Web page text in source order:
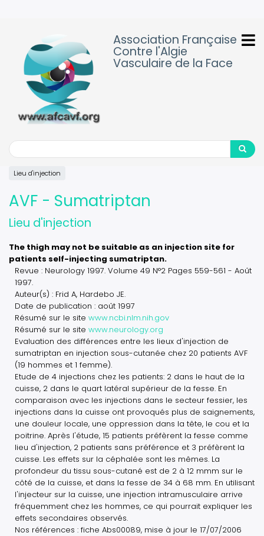
Association Française
Contre l'Algie
Vasculaire de la Face
Search
Search
Lieu d'injection
AVF - Sumatriptan
Lieu d'injection
The thigh may not be suitable as an injection site for
patients self-injecting sumatriptan.
Revue : Neurology 1997. Volume 49 N°2 Pages 559-561 - Août
1997.
Auteur(s) : Frid A, Hardebo JE.
Date de publication : août 1997
Résumé sur le site www.ncbi.nlm.nih.gov
Résumé sur le site www.neurology.org
Evaluation des différences entre les lieux d'injection de
sumatriptan en injection sous-cutanée chez 20 patients AVF
(19 hommes et 1 femme).
Etude de 4 injections chez les patients: 2 dans le haut de la
cuisse, 2 dans le quart latéral supérieur de la fesse. En
comparaison avec les injections dans le secteur fessier, les
injections dans la cuisse ont provoqués plus de saignements,
une douleur locale, une oppression dans la tête, le cou et la
poitrine. Après l'étude, 15 patients préfèrent la fesse comme
lieu d'injection, 2 patients sans préférence et 3 préfèrent la
cuisse. Les effets sur la céphalée sont les mêmes. La
profondeur du tissu sous-cutané est de 2 à 12 mmm sur le
côté de la cuisse, et dans la fesse de 34 à 68 mm. En utilisant
l'injecteur sur la cuisse, une injection intramusculaire arrive
fréquemment chez les hommes, ce qui pourrait expliquer les
effets secondaires observés.
Nos références : fiche Abs00089, mise à jour le 17/07/2006